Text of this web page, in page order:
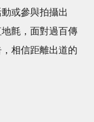
或參與拍攝出
氈，面對過百傳
相信距離出道的